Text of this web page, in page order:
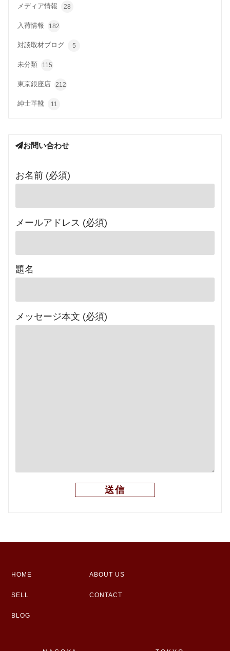
メディア情報 28
入荷情報 182
対談取材ブログ 5
未分類 115
東京銀座店 212
紳士革靴 11
お問い合わせ
お名前 (必須)
メールアドレス (必須)
題名
メッセージ本文 (必須)
HOME ABOUT US
SELL CONTACT
BLOG